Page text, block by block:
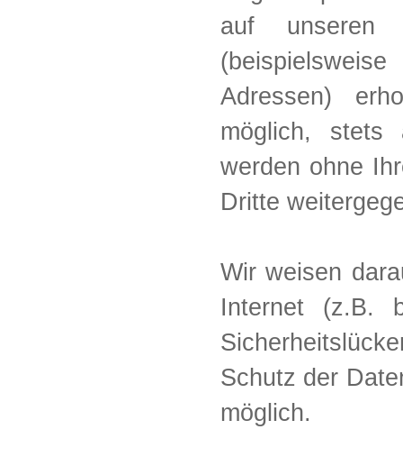
auf unseren
Adressen)
möglich, stets
werden ohne
Dritte
Wir weisen
Internet (z.B.
Schutz der
möglich.